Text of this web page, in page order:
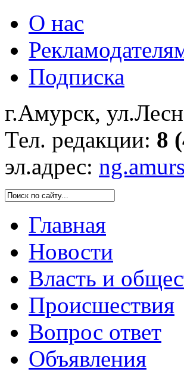
О нас
Подписка
г.Амурск,
Тел. редакции: 8
эл.адрес:
Главная
Новости
Власть и
Происшествия
Вопрос ответ
Объявления